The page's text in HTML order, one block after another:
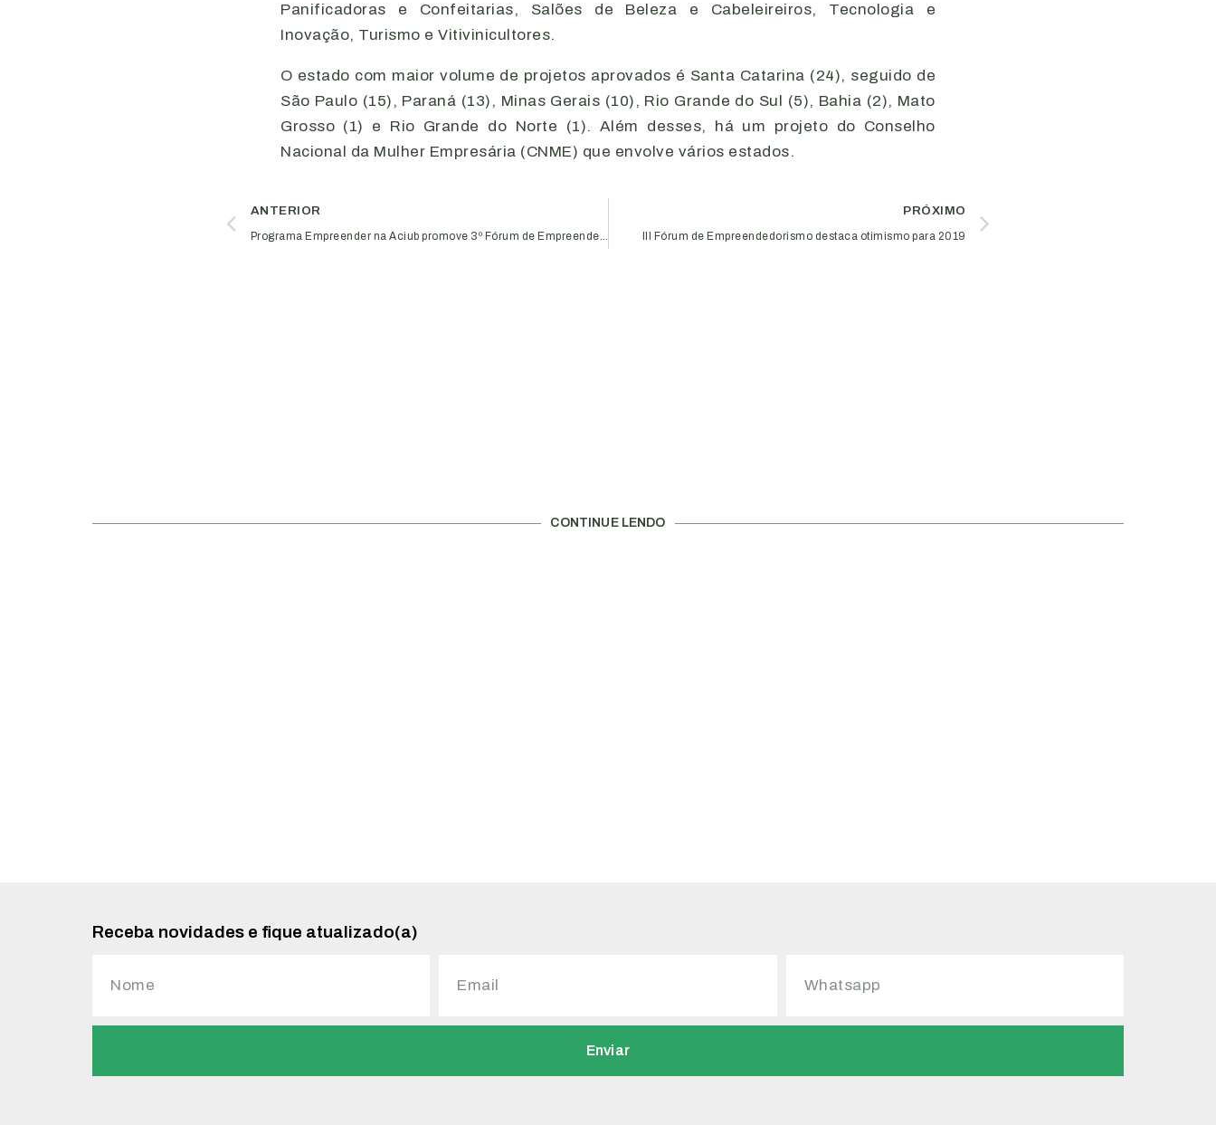
Panificadoras e Confeitarias, Salões de Beleza e Cabeleireiros, Tecnologia e
Inovação, Turismo e Vitivinicultores.
O estado com maior volume de projetos aprovados é Santa Catarina (24), seguido de
São Paulo (15), Paraná (13), Minas Gerais (10), Rio Grande do Sul (5), Bahia (2), Mato
Grosso (1) e Rio Grande do Norte (1). Além desses, há um projeto do Conselho
Nacional da Mulher Empresária (CNME) que envolve vários estados.
ANTERIOR PRÓXIMO
III Fórum de Empreendedorismo destaca otimismo para 2019
CONTINUE LENDO
Receba novidades e fique atualizado(a)
Enviar